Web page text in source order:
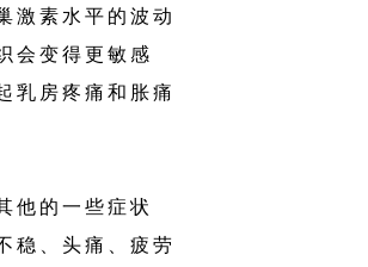
素水平的波动
变得更敏感
房疼痛和胀痛
的一些症状
稳、头痛、疲劳